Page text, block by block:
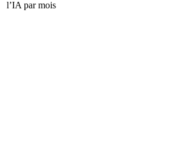
l’IA par mois